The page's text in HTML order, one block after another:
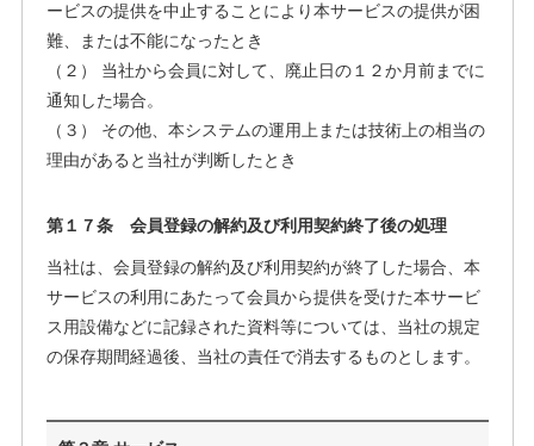
ービスの提供を中止することにより本サービスの提供が困
難、または不能になったとき
（２） 当社から会員に対して、廃止日の１２か月前までに
通知した場合。
（３） その他、本システムの運用上または技術上の相当の
理由があると当社が判断したとき
第１７条 会員登録の解約及び利用契約終了後の処理
当社は、会員登録の解約及び利用契約が終了した場合、本
サービスの利用にあたって会員から提供を受けた本サービ
ス用設備などに記録された資料等については、当社の規定
の保存期間経過後、当社の責任で消去するものとします。